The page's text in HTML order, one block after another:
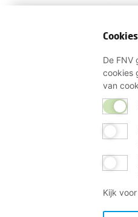
De FNV
cookies
van
Kijk